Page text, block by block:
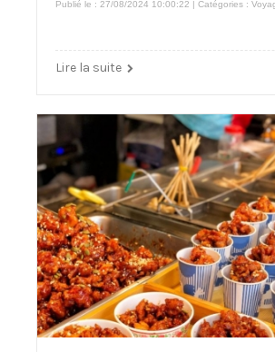
Publié le : 27/08/2024 10:00:22 | Catégories :
Lire la suite